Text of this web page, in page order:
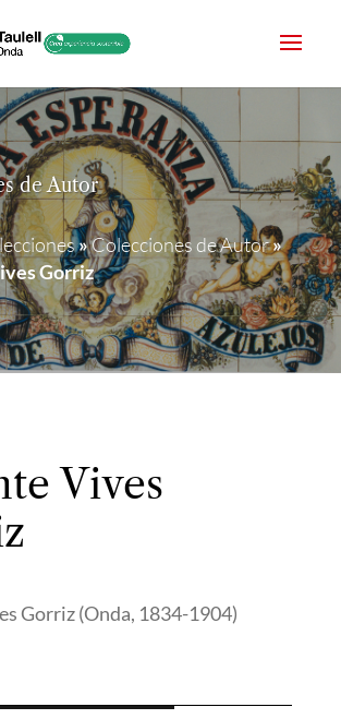
de Autor
»Colecciones de Autor»
Gorriz
Vives
Gorriz (Onda, 1834-1904)